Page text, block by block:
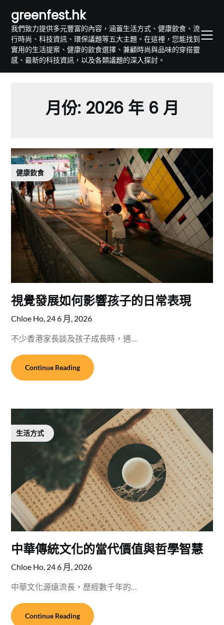
content
greenfest.hk
我們致力提供多元豐富的內容，涵蓋生活方式、健康飲食、流
行時尚、科技資訊、環保議題等五大主題。在這裡，您能找到
實用的生活提案、健康的飲食選擇、兼顧時尚與品味的穿搭靈
感、最新的科技資訊，以及各類議題的深入探討。
月份: 2026 年 6 月
健康飲食
視覺發展如何影響孩子的日常表現
Chloe Ho, 24 6 月, 2026
不少香港家長談及孩子成長時，通…
Continue Reading
生活方式
中華傳統文化的當代價值與哲學智慧
Chloe Ho, 24 6 月, 2026
中華文化源遠流長，歷經數千年的…
Continue Reading